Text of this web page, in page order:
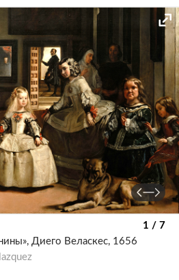
1 / 7
Диего Веласкес, 1656